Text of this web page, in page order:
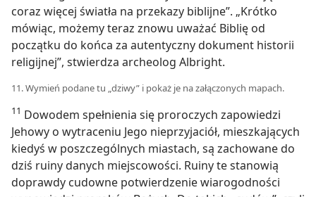
coraz więcej światła na przekazy biblijne”. „Krótko
mówiąc, możemy teraz znowu uważać Biblię od
początku do końca za autentyczny dokument historii
religijnej”, stwierdza archeolog Albright.
11. Wymień podane tu „dziwy” i pokaż je na załączonych mapach.
11 Dowodem spełnienia się proroczych zapowiedzi
Jehowy o wytraceniu Jego nieprzyjaciół, mieszkających
kiedyś w poszczególnych miastach, są zachowane do
dziś ruiny danych miejscowości. Ruiny te stanowią
doprawdy cudowne potwierdzenie wiarogodności